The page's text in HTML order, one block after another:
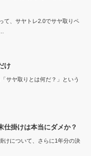
て、サヤトレ2.0でサヤ取りペ
け
サヤ取りとは何だ？」という
仕掛けは本当にダメか？
けについて、さらに1年分の決